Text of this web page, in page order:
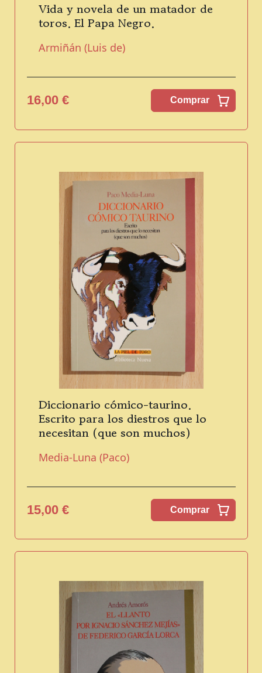
Vida y novela de un matador de
toros. El Papa Negro.
Armiñán (Luis de)
16,00 € Comprar
Diccionario cómico-taurino.
Escrito para los diestros que lo
necesitan (que son muchos)
Media-Luna (Paco)
15,00 € Comprar